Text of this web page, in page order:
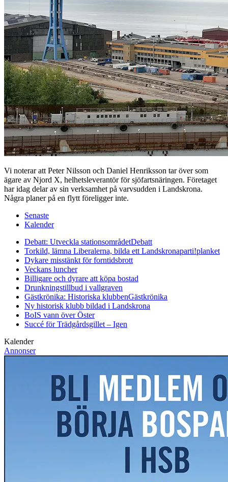
Vi noterar att Peter Nilsson och Daniel Henriksson tar över som
ägare av Njord X, helhetsleverantör för sjöfartsnäringen. Företaget
har idag delar av sin verksamhet på varvsudden i Landskrona.
Några planer på en flytt föreligger inte.
Senaste
Kalender
Debatt: Utveckla stationsområdetDebatt
Torkild, lämna Liberalerna, bilda ett Landskronaparti!planket
Dykare misstänkt för forntidsbrott
Veckans luncher
Billigare och dyrare att köpa bostad
Drunkningstillbud i vallgraven
Gästkrönika: Historiska klubbenGästkrönika
Ny historisk klubb bildad i Landskrona
BoIS vann över Öster
Succé för Trädgårdsgillet – Igen
Kalender
Annonser